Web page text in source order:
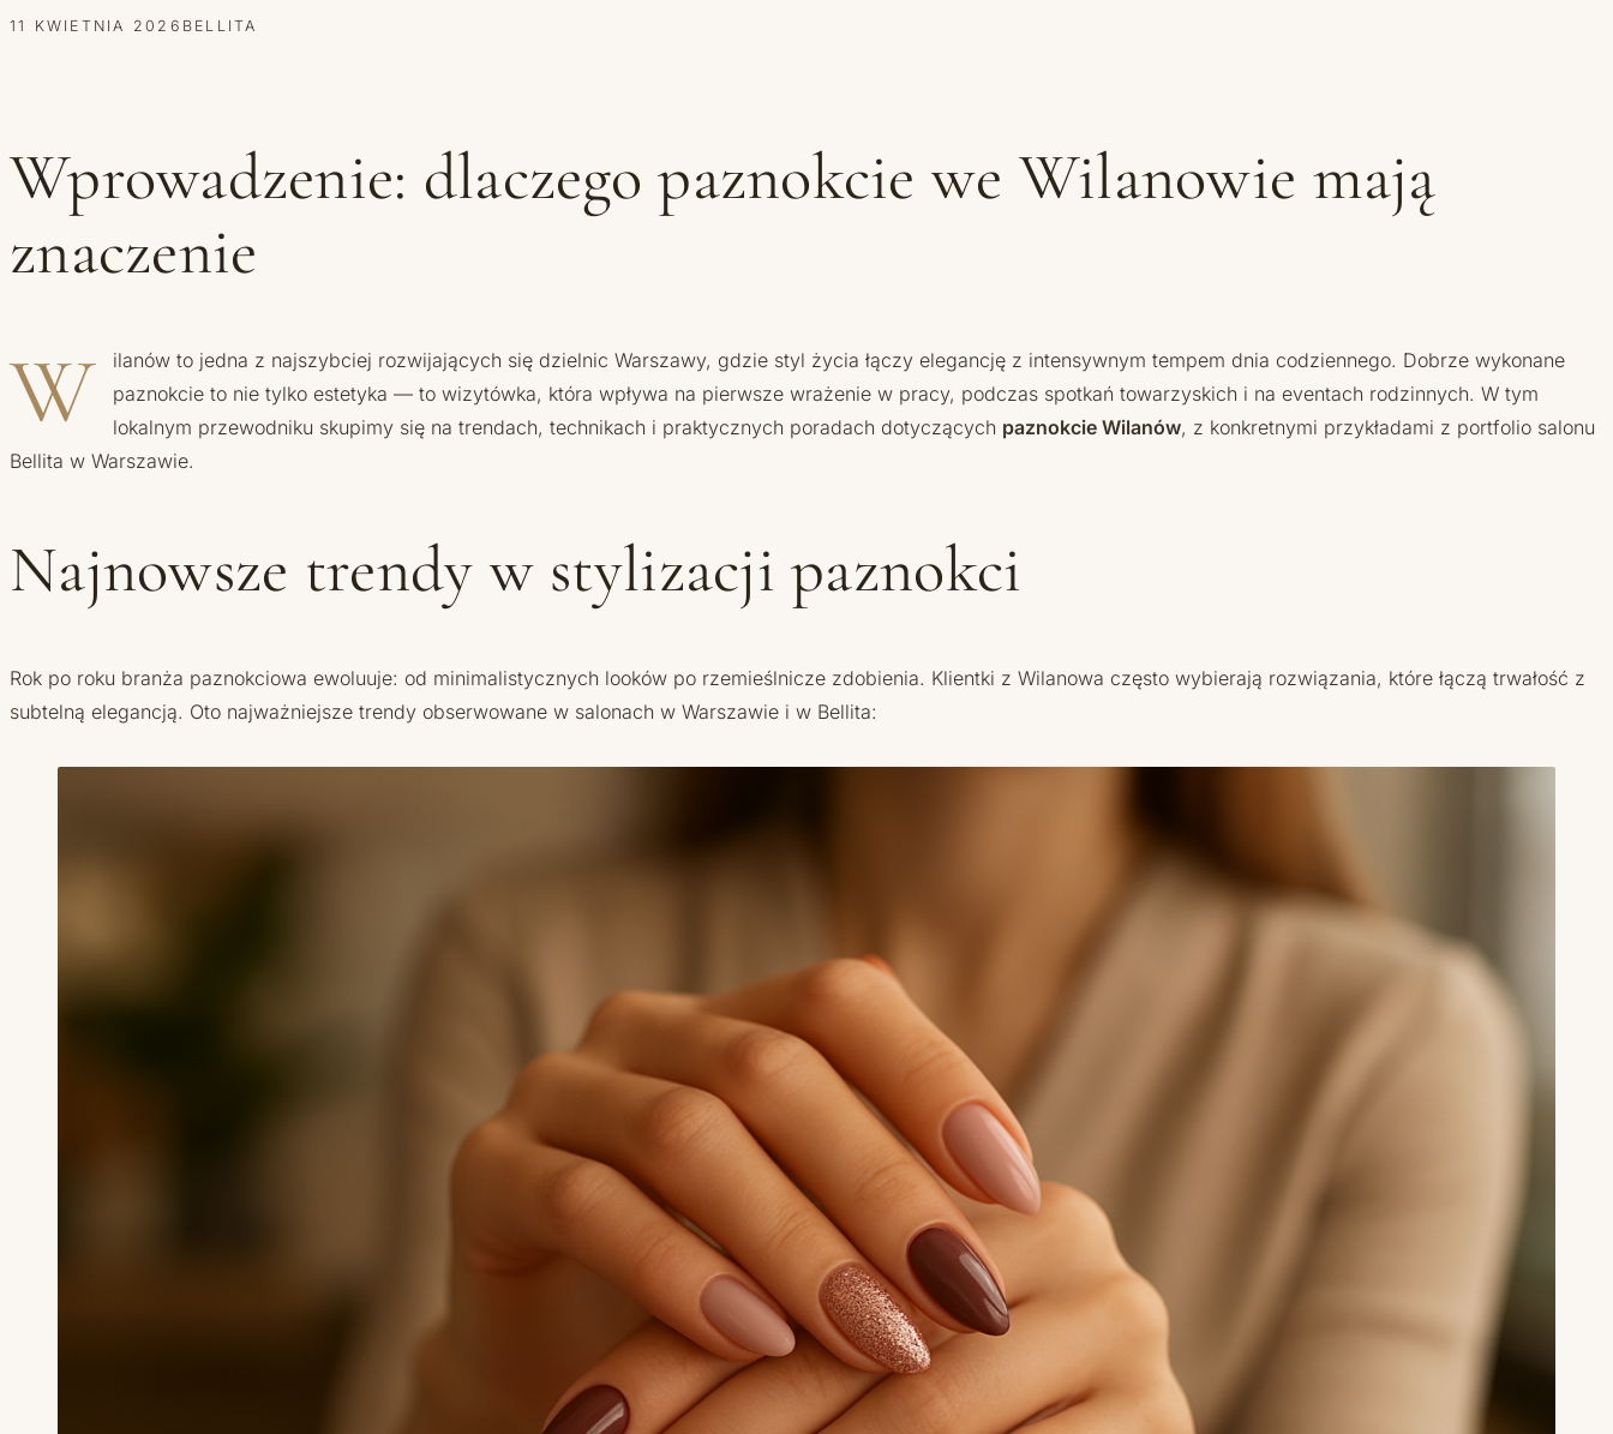
11 KWIETNIA 2026 BELLITA
Wprowadzenie: dlaczego paznokcie we Wilanowie mają
znaczenie
W
ilanów to jedna z najszybciej rozwijających się dzielnic Warszawy, gdzie styl życia łączy elegancję z intensywnym tempem dnia codziennego. Dobrze wykonane
paznokcie to nie tylko estetyka — to wizytówka, która wpływa na pierwsze wrażenie w pracy, podczas spotkań towarzyskich i na eventach rodzinnych. W tym
lokalnym przewodniku skupimy się na trendach, technikach i praktycznych poradach dotyczących paznokcie Wilanów, z konkretnymi przykładami z portfolio salonu
Bellita w Warszawie.
Najnowsze trendy w stylizacji paznokci
Rok po roku branża paznokciowa ewoluuje: od minimalistycznych looków po rzemieślnicze zdobienia. Klientki z Wilanowa często wybierają rozwiązania, które łączą trwałość z
subtelną elegancją. Oto najważniejsze trendy obserwowane w salonach w Warszawie i w Bellita: